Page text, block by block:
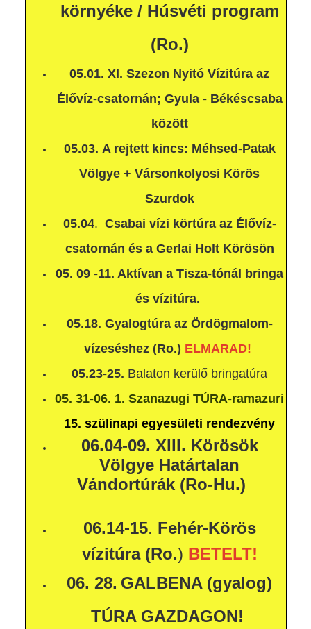
környéke / Húsvéti program
(Ro.)
05.01. XI. Szezon Nyitó Vízitúra az
Élővíz-csatornán; Gyula - Békéscsaba
között
05.03. A rejtett kincs: Méhsed-Patak
Völgye + Vársonkolyosi Körös
Szurdok
05.04. Csabai vízi körtúra az Élővíz-
csatornán és a Gerlai Holt Körösön
05. 09 -11. Aktívan a Tisza-tónál bringa
és vízitúra.
05.18. Gyalogtúra az Ördögmalom-
vízeséshez (Ro.) ELMARAD!
05.23-25. Balaton kerülő bringatúra
05. 31-06. 1. Szanazugi TÚRA-ramazuri
15. szülinapi egyesületi rendezvény
06.04-09. XIII. Körösök
Völgye Határtalan
Vándortúrák (Ro-Hu.)
06.14-15. Fehér-Körös
vízitúra (Ro.) BETELT!
06. 28. GALBENA (gyalog)
TÚRA GAZDAGON!